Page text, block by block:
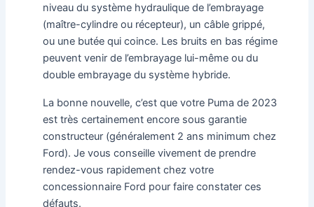
niveau du système hydraulique de l’embrayage
(maître-cylindre ou récepteur), un câble grippé,
ou une butée qui coince. Les bruits en bas régime
peuvent venir de l’embrayage lui-même ou du
double embrayage du système hybride.
La bonne nouvelle, c’est que votre Puma de 2023
est très certainement encore sous garantie
constructeur (généralement 2 ans minimum chez
Ford). Je vous conseille vivement de prendre
rendez-vous rapidement chez votre
concessionnaire Ford pour faire constater ces
défauts.